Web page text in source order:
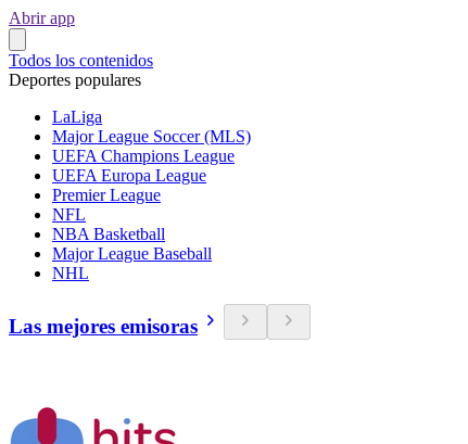
Abrir app
Todos los contenidos
Deportes populares
LaLiga
Major League Soccer (MLS)
UEFA Champions League
UEFA Europa League
Premier League
NFL
NBA Basketball
Major League Baseball
NHL
Las mejores emisoras